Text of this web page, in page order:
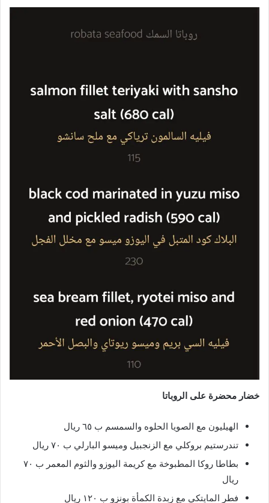
خضار محضرة على الروباتا
الهيليون مع الصويا الحلوه والسمسم ب ٦٥ ريال
تندرستيم بروكلي مع الزنجبيل وميسو البارلي ب ٧٠ ريال
بطاطا روكا المطبوخة مع كريمة اليوزو والثوم المعمر ب ٧٠
ريال
فطر المايتكي مع زبدة الكمأة بونزو ب ١٢٠ ريال